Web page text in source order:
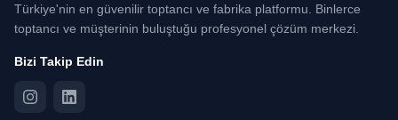
Türkiye'nin en güvenilir toptancı ve fabrika platformu. Binlerce
toptancı ve müşterinin buluştuğu profesyonel çözüm merkezi.
Bizi Takip Edin